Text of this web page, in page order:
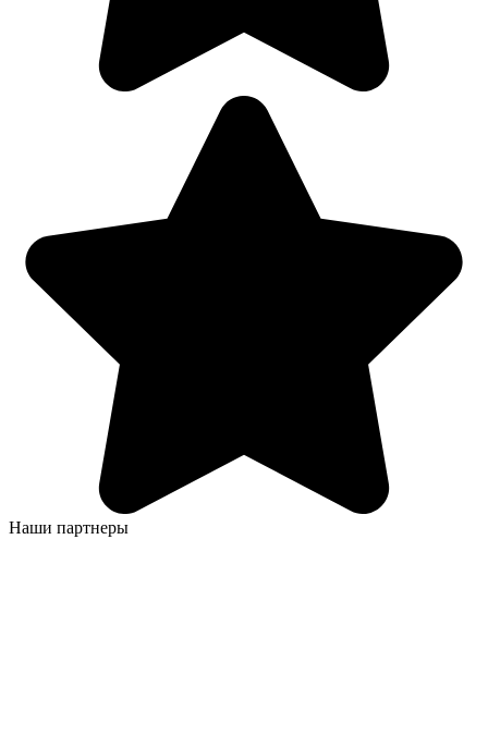
Наши партнеры